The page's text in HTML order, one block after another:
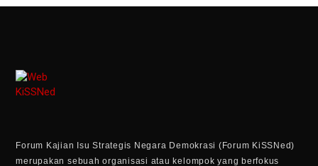
Forum Kajian Isu Strategis Negara Demokrasi (Forum KiSSNed)
merupakan sebuah organisasi atau kelompok yang berfokus